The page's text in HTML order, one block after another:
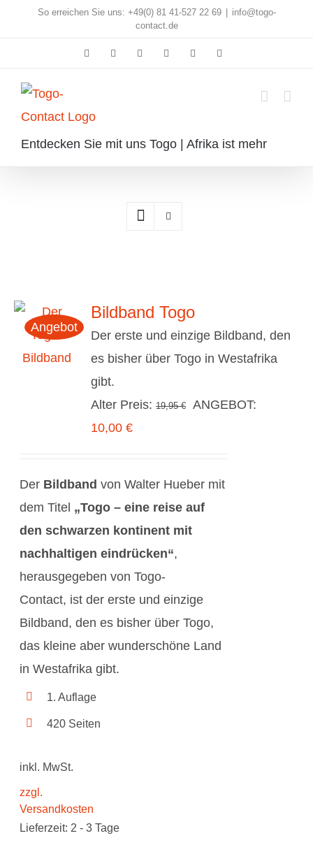
So erreichen Sie uns: +49(0) 81 41-527 22 69
info@togo-
contact.de
FacebookInstagramPinterest
Entdecken Sie mit uns Togo | Afrika ist mehr
Angebot
Bildband Togo
Der erste und einzige Bildband, den
es bisher über Togo in Westafrika
gibt.
Alter Preis: 19,95€
Ursprünglicher
ANGEBOT:
10,00€Aktueller
Der Bildband von Walter Hueber mit
dem Titel „Togo – eine reise auf
den schwarzen kontinent mit
nachhaltigen eindrücken“,
herausgegeben von Togo-
Contact, ist der erste und einzige
Bildband, den es bisher über Togo,
das kleine aber wunderschöne Land
in Westafrika gibt.
1. Auflage
420 Seiten
inkl. MwSt.
zzgl.
Versandkosten
Lieferzeit: 2 - 3 Tage